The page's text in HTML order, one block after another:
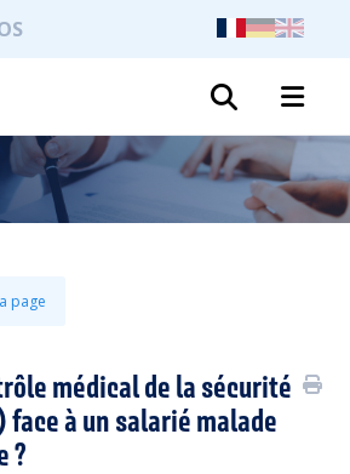
page
médical de la sécurité
face à un salarié malade
?